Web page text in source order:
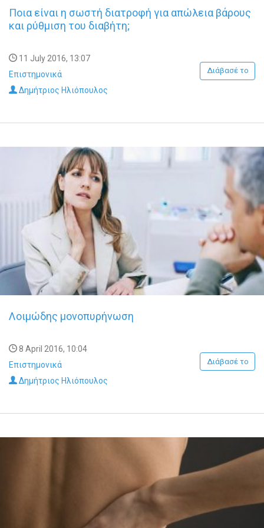
Ποια είναι η σωστή διατροφή για απώλεια βάρους
και ρύθμιση του διαβήτη;
11 July 2016, 13:07
Επιστημονικά
Δημήτριος Ηλιόπουλος
Διάβασέ το
Λοιμώδης μονοπυρήνωση
8 April 2016, 10:04
Επιστημονικά
Δημήτριος Ηλιόπουλος
Διάβασέ το